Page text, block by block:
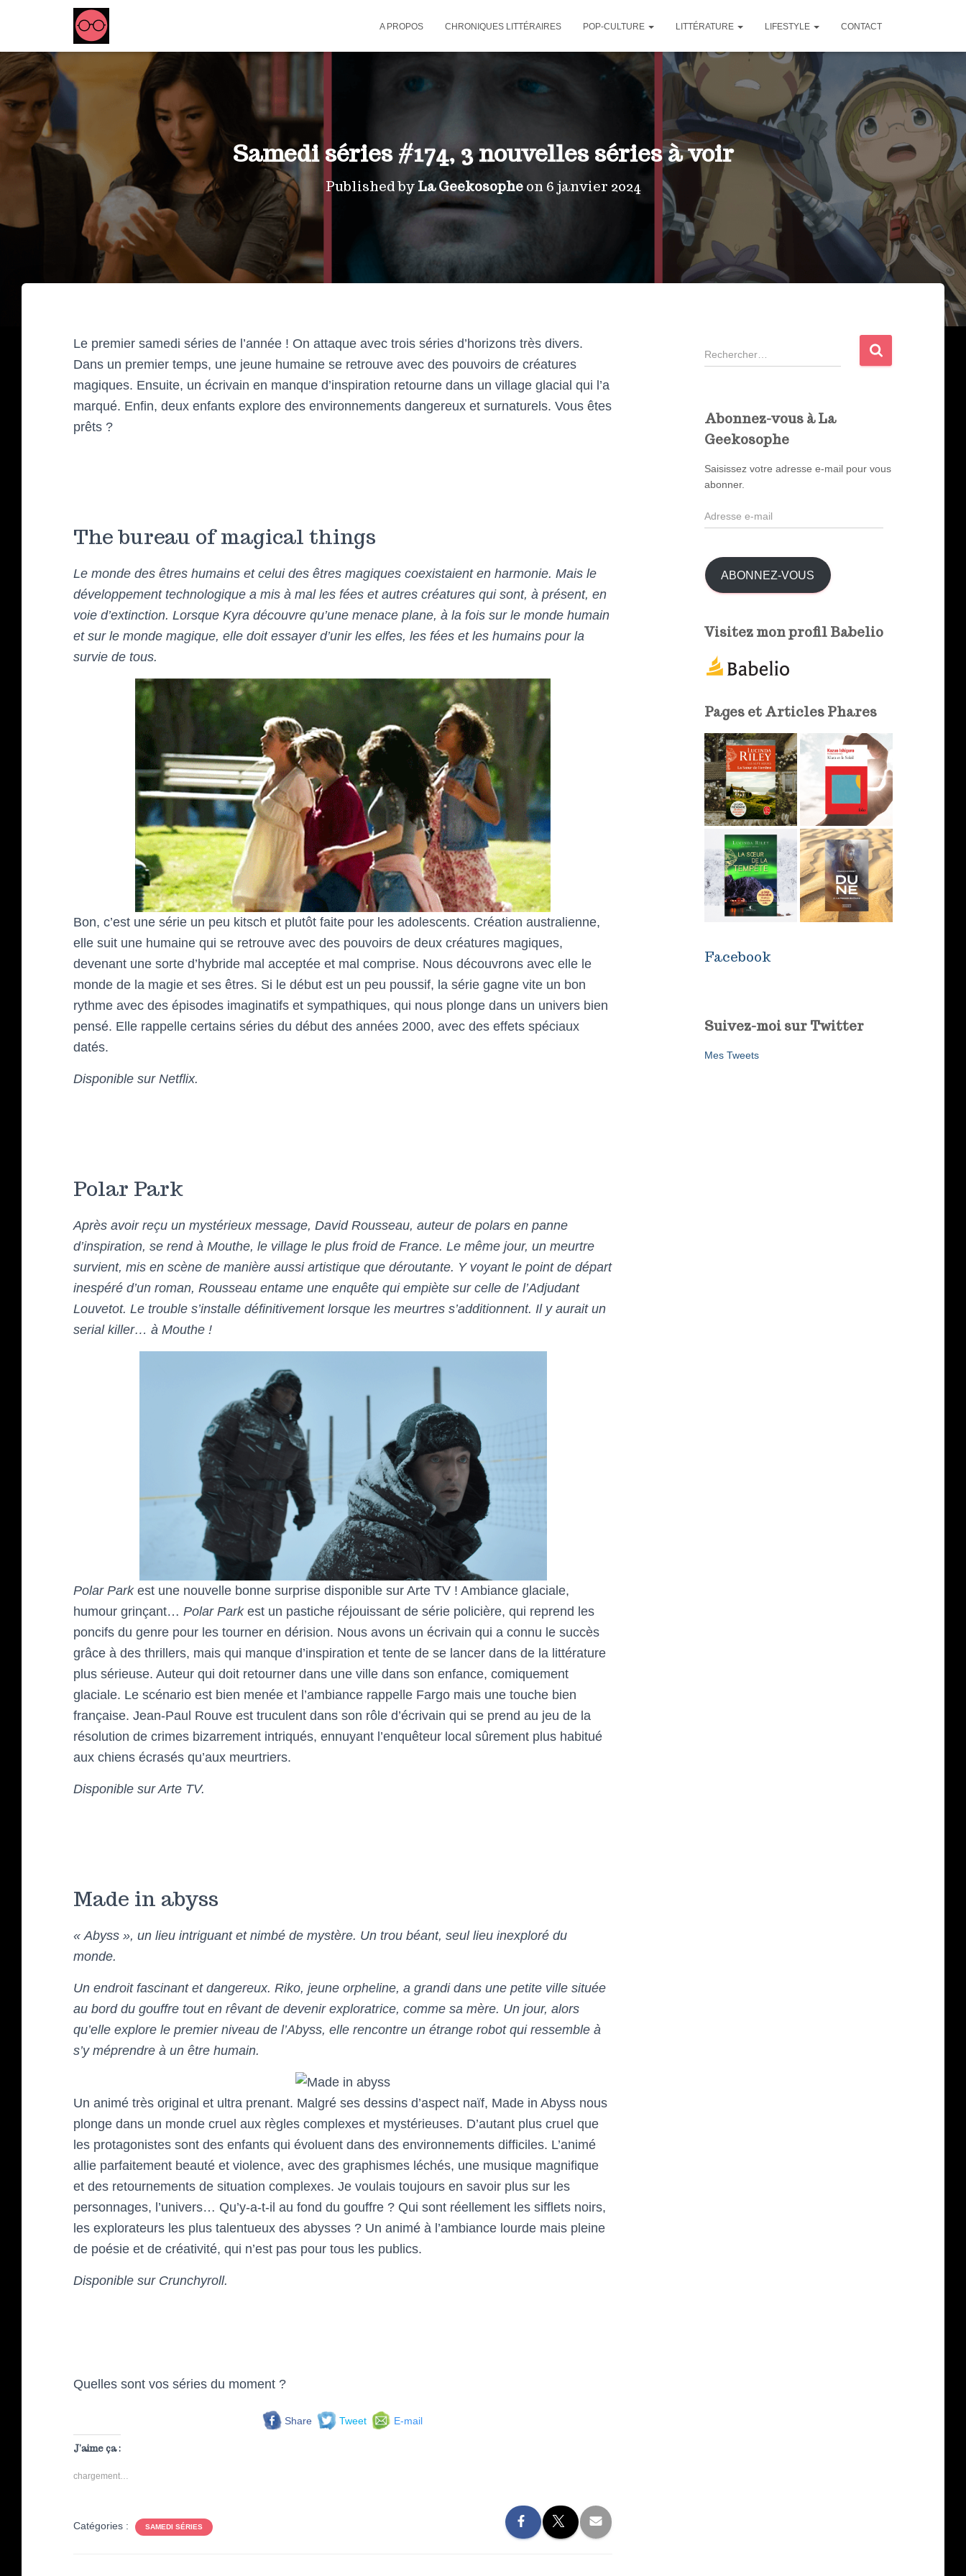
A PROPOS CHRONIQUES LITTÉRAIRES POP-CULTURE LITTÉRATURE LIFESTYLE CONTACT
Samedi séries #174, 3 nouvelles séries à voir
Published by La Geekosopheon 6 janvier 2024
Le premier samedi séries de l’année ! On attaque avec trois séries d’horizons très divers.
Dans un premier temps, une jeune humaine se retrouve avec des pouvoirs de créatures
magiques. Ensuite, un écrivain en manque d’inspiration retourne dans un village glacial qui l’a
marqué. Enfin, deux enfants explore des environnements dangereux et surnaturels. Vous êtes
prêts ?
The bureau of magical things
Le monde des êtres humains et celui des êtres magiques coexistaient en harmonie. Mais le
développement technologique a mis à mal les fées et autres créatures qui sont, à présent, en
voie d’extinction. Lorsque Kyra découvre qu’une menace plane, à la fois sur le monde humain
et sur le monde magique, elle doit essayer d’unir les elfes, les fées et les humains pour la
survie de tous.
Bon, c’est une série un peu kitsch et plutôt faite pour les adolescents. Création australienne,
elle suit une humaine qui se retrouve avec des pouvoirs de deux créatures magiques,
devenant une sorte d’hybride mal acceptée et mal comprise. Nous découvrons avec elle le
monde de la magie et ses êtres. Si le début est un peu poussif, la série gagne vite un bon
rythme avec des épisodes imaginatifs et sympathiques, qui nous plonge dans un univers bien
pensé. Elle rappelle certains séries du début des années 2000, avec des effets spéciaux
datés.
Disponible sur Netflix.
Polar Park
Après avoir reçu un mystérieux message, David Rousseau, auteur de polars en panne
d’inspiration, se rend à Mouthe, le village le plus froid de France. Le même jour, un meurtre
survient, mis en scène de manière aussi artistique que déroutante. Y voyant le point de départ
inespéré d’un roman, Rousseau entame une enquête qui empiète sur celle de l’Adjudant
Louvetot. Le trouble s’installe définitivement lorsque les meurtres s’additionnent. Il y aurait un
serial killer… à Mouthe !
Polar Parkest une nouvelle bonne surprise disponible sur Arte TV ! Ambiance glaciale,
humour grinçant… Polar Parkest un pastiche réjouissant de série policière, qui reprend les
poncifs du genre pour les tourner en dérision. Nous avons un écrivain qui a connu le succès
grâce à des thrillers, mais qui manque d’inspiration et tente de se lancer dans de la littérature
plus sérieuse. Auteur qui doit retourner dans une ville dans son enfance, comiquement
glaciale. Le scénario est bien menée et l’ambiance rappelle Fargo mais une touche bien
française. Jean-Paul Rouve est truculent dans son rôle d’écrivain qui se prend au jeu de la
résolution de crimes bizarrement intriqués, ennuyant l’enquêteur local sûrement plus habitué
aux chiens écrasés qu’aux meurtriers.
Disponible sur Arte TV.
Made in abyss
« Abyss », un lieu intriguant et nimbé de mystère. Un trou béant, seul lieu inexploré du
monde.
Un endroit fascinant et dangereux. Riko, jeune orpheline, a grandi dans une petite ville située
au bord du gouffre tout en rêvant de devenir exploratrice, comme sa mère. Un jour, alors
qu’elle explore le premier niveau de l’Abyss, elle rencontre un étrange robot qui ressemble à
s’y méprendre à un être humain.
Un animé très original et ultra prenant. Malgré ses dessins d’aspect naïf, Made in Abyss nous
plonge dans un monde cruel aux règles complexes et mystérieuses. D’autant plus cruel que
les protagonistes sont des enfants qui évoluent dans des environnements difficiles. L’animé
allie parfaitement beauté et violence, avec des graphismes léchés, une musique magnifique
et des retournements de situation complexes. Je voulais toujours en savoir plus sur les
personnages, l’univers… Qu’y-a-t-il au fond du gouffre ? Qui sont réellement les sifflets noirs,
les explorateurs les plus talentueux des abysses ? Un animé à l’ambiance lourde mais pleine
de poésie et de créativité, qui n’est pas pour tous les publics.
Disponible sur Crunchyroll.
Quelles sont vos séries du moment ?
Share Tweet E-mail
J’aime ça :
chargement…
Catégories : SAMEDI SÉRIES
R
e
c
e
r
:
Abonnez-vous à La
Geekosophe
Saisissez votre adresse e-mail pour vous
abonner.
A
d
s
s
a
ABONNEZ-VOUS
Visitez mon profil Babelio
Pages et Articles Phares
Facebook
Suivez-moi sur Twitter
Mes Tweets